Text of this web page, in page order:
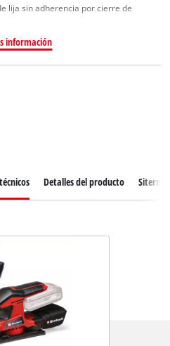
lija sin adherencia por cierre de
información
Detalles del producto